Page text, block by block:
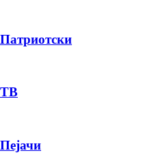
PRODUCT
ПЛАТИ ПРИ ДОСТАВА ВО КЕШ
Патриотски
ТВ
Пејачи